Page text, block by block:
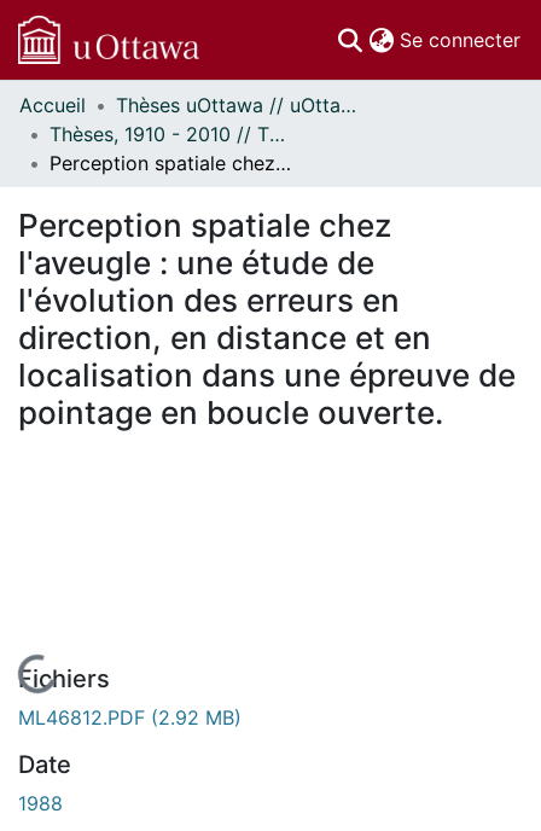
Se connecter
Communautés
et collections
Parcourir
À propos
Accueil
Thèses uOttawa // uOttawa Theses
Thèses, 1910 - 2010 // Theses, 1910 - 2010
Perception spatiale chez l'aveugle : une étude de l'évolution des erreurs en direction, en distance et en localisation dans une épreuve de pointage en boucle ouverte.
Perception spatiale chez
l'aveugle : une étude de
l'évolution des erreurs en
direction, en distance et en
localisation dans une épreuve de
pointage en boucle ouverte.
En cours de chargement...
Fichiers
ML46812.PDF (2.92 MB)
Date
1988